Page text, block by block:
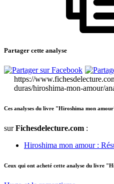
Partager cette analyse
https://
duras/hiroshima-mon-amour/
Ces analyses du livre "Hiroshima mon
surFichesdelecture.com :
Hiroshima mon amour :
Ceux qui ont acheté cette analyse du livre